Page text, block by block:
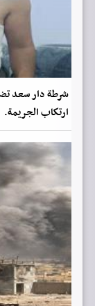
شرطة دار سعد
ارتكاب الجريمة.